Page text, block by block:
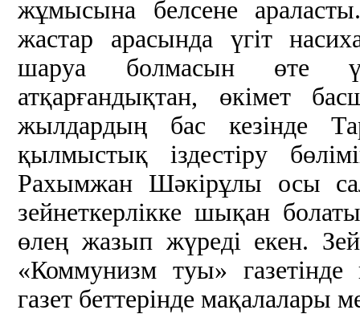
жұмысына белсене
жастар арасында үгіт
шаруа болмасын өте
атқарғандықтан, өкімет
жылдардың бас кезінде
қылмыстық іздестіру
Рахымжан Шәкірұлы осы
зейнеткерлікке шықан
өлең жазып жүреді екен.
«Коммунизм туы»
газет беттерінде мақалалары